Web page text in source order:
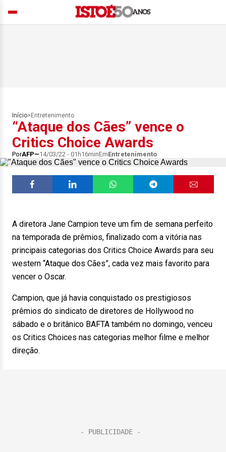
Início> Entretenimento
“Ataque dos Cães” vence o
Critics Choice Awards
PorAFP 14/03/22 - 01h16minEmEntretenimento
A diretora Jane Campion teve um fim de semana perfeito
na temporada de prêmios, finalizado com a vitória nas
principais categorias dos Critics Choice Awards para seu
western “Ataque dos Cães”, cada vez mais favorito para
vencer o Oscar.
Campion, que já havia conquistado os prestigiosos
prêmios do sindicato de diretores de Hollywood no
sábado e o britânico BAFTA também no domingo, venceu
os Critics Choices nas categorias melhor filme e melhor
direção.